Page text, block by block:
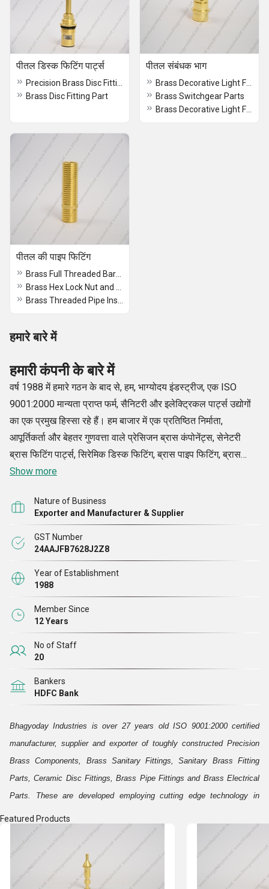
पीतल डिस्क फिटिंग पार्ट्स
Brass Disc Fitting Part
पीतल संबंधक भाग
Brass Switchgear Parts
पीतल की पाइप फिटिंग
हमारे बारे में
हमारी कंपनी के बारे में
वर्ष 1988 में हमारे गठन के बाद से, हम, भाग्योदय इंडस्ट्रीज, एक ISO
9001:2000 मान्यता प्राप्त फर्म, सैनिटरी और इलेक्ट्रिकल पार्ट्स उद्योगों
का एक प्रमुख हिस्सा रहे हैं। हम बाजार में एक प्रतिष्ठित निर्माता,
आपूर्तिकर्ता और बेहतर गुणवत्ता वाले प्रेसिजन ब्रास कंपोनेंट्स, सेनेटरी
ब्रास फिटिंग पार्ट्स, सिरेमिक डिस्क फिटिंग, ब्रास पाइप फिटिंग, ब्रास
सेनेटरी फिटिंग और ब्रास इलेक्ट्रिकल पार्ट्स के निर्यातक के रूप में जाने
विशेषज्ञों द्वारा ए ग्रेड धातुओं, मिश्र धातुओं और अन्य सामग्री से सटीक रूप
से तैयार किया गया है।
आज, हमारी कंपनी दुनिया के कई नुक्कड़ों और कोनों में अपने पंख फैला रही
है, इसका प्रमुख श्रेय हमारे कर्मियों के अथक प्रयासों और निष्पक्ष व्यापार
प्रथाओं को जाता है। हम नियमित रूप से अपने कुल उत्पादन का 25%
विदेशी ग्राहकों को निर्यात करते हैं।
Show more
Nature of Business
Exporter and Manufacturer & Supplier
GST Number
24AAJFB7628J2Z8
Year of Establishment
1988
Member Since
12 Years
No of Staff
20
Bankers
HDFC Bank
Bhagyoday Industries is over 27 years old ISO 9001:2000 certified
manufacturer, supplier and exporter of toughly constructed Precision
Brass Components, Brass Sanitary Fittings, Sanitary Brass Fitting
Parts, Ceramic Disc Fittings, Brass Pipe Fittings and Brass Electrical
Parts. These are developed employing cutting edge technology in
harmony with the international standards. Our products are well
acclaimed of their resistance to wear & tear, durability, tough
construction and fine finishing. Further, our market reputation and a
large number of satisfied clientele speaks about our success in the
domain.
Featured Products